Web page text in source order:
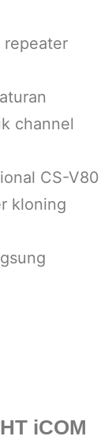
repeater
channel
CS-V80
kloning
iCOM